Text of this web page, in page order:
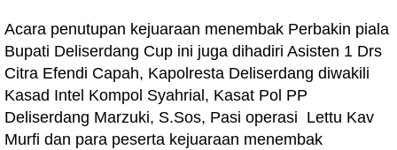
Acara penutupan kejuaraan menembak Perbakin piala
Bupati Deliserdang Cup ini juga dihadiri Asisten 1 Drs
Citra Efendi Capah, Kapolresta Deliserdang diwakili
Kasad Intel Kompol Syahrial, Kasat Pol PP
Deliserdang Marzuki, S.Sos, Pasi operasi Lettu Kav
Murfi dan para peserta kejuaraan menembak